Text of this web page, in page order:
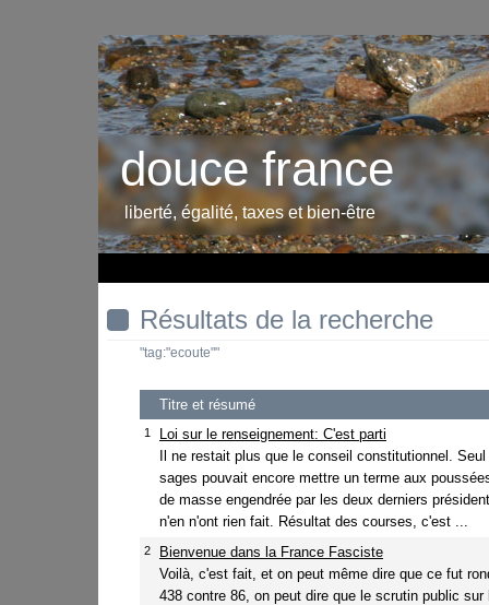
douce france
liberté, égalité, taxes et bien-être
Résultats de la recherche
"tag:"ecoute""
Titre et résumé
1
Loi sur le renseignement: C'est parti
Il ne restait plus que le conseil constitutionnel.
sages pouvait encore mettre un terme aux
de masse engendrée par les deux derniers
n'en n'ont rien fait. Résultat des courses, c'est ...
2
Bienvenue dans la France Fasciste
Voilà, c'est fait, et on peut même dire que ce fut
438 contre 86, on peut dire que le scrutin public sur